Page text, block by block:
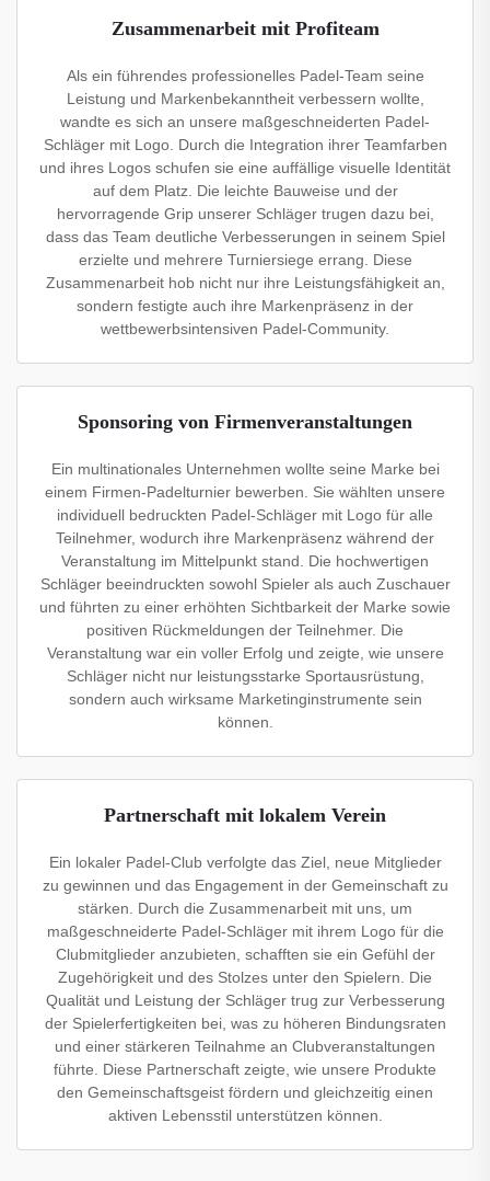
Zusammenarbeit mit Profiteam
Als ein führendes professionelles Padel-Team seine
Leistung und Markenbekanntheit verbessern wollte,
wandte es sich an unsere maßgeschneiderten Padel-
Schläger mit Logo. Durch die Integration ihrer Teamfarben
und ihres Logos schufen sie eine auffällige visuelle Identität
auf dem Platz. Die leichte Bauweise und der
hervorragende Grip unserer Schläger trugen dazu bei,
dass das Team deutliche Verbesserungen in seinem Spiel
erzielte und mehrere Turniersiege errang. Diese
Zusammenarbeit hob nicht nur ihre Leistungsfähigkeit an,
sondern festigte auch ihre Markenpräsenz in der
wettbewerbsintensiven Padel-Community.
Sponsoring von Firmenveranstaltungen
Ein multinationales Unternehmen wollte seine Marke bei
einem Firmen-Padelturnier bewerben. Sie wählten unsere
individuell bedruckten Padel-Schläger mit Logo für alle
Teilnehmer, wodurch ihre Markenpräsenz während der
Veranstaltung im Mittelpunkt stand. Die hochwertigen
Schläger beeindruckten sowohl Spieler als auch Zuschauer
und führten zu einer erhöhten Sichtbarkeit der Marke sowie
positiven Rückmeldungen der Teilnehmer. Die
Veranstaltung war ein voller Erfolg und zeigte, wie unsere
Schläger nicht nur leistungsstarke Sportausrüstung,
sondern auch wirksame Marketinginstrumente sein
können.
Partnerschaft mit lokalem Verein
Ein lokaler Padel-Club verfolgte das Ziel, neue Mitglieder
zu gewinnen und das Engagement in der Gemeinschaft zu
stärken. Durch die Zusammenarbeit mit uns, um
maßgeschneiderte Padel-Schläger mit ihrem Logo für die
Clubmitglieder anzubieten, schafften sie ein Gefühl der
Zugehörigkeit und des Stolzes unter den Spielern. Die
Qualität und Leistung der Schläger trug zur Verbesserung
der Spielerfertigkeiten bei, was zu höheren Bindungsraten
und einer stärkeren Teilnahme an Clubveranstaltungen
führte. Diese Partnerschaft zeigte, wie unsere Produkte
den Gemeinschaftsgeist fördern und gleichzeitig einen
aktiven Lebensstil unterstützen können.